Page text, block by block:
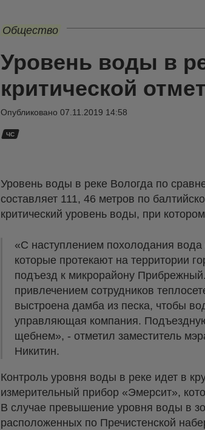
Общество
Уровень воды в
критической
Опубликовано 07.11.2019 14:58
ЧС
Уровень воды в реке Вологда по
составляет 111, 46 метров по
критический уровень воды, при
«С наступлением похолодания
которые протекают на территории
подъезд к микрорайону
привлечением сотрудников
выстроена дамба из песка, чтобы
управляющая компания.
щебнем», - отметил заместитель
Никитин.
Контроль уровня воды в реке идет в
измерительный прибор «Эмерсит»,
В случае превышение уровня воды в
расположенных по Пречистенской